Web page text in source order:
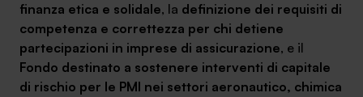
finanza etica e solidale, la definizione dei requisiti di
competenza e correttezza per chi detiene
partecipazioni in imprese di assicurazione, e il
Fondo destinato a sostenere interventi di capitale
di rischio per le PMI nei settori aeronautico, chimica